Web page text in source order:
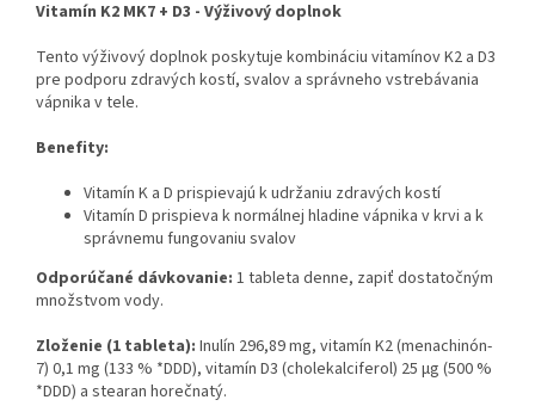
Vitamín K2 MK7 + D3 - Výživový doplnok
Tento výživový doplnok poskytuje kombináciu vitamínov K2 a D3
pre podporu zdravých kostí, svalov a správneho vstrebávania
vápnika v tele.
Benefity:
Vitamín K a D prispievajú k udržaniu zdravých kostí
Vitamín D prispieva k normálnej hladine vápnika v krvi a k
správnemu fungovaniu svalov
Odporúčané dávkovanie: 1 tableta denne, zapiť dostatočným
množstvom vody.
Zloženie (1 tableta): Inulín 296,89 mg, vitamín K2 (menachinón-
7) 0,1 mg (133 % *DDD), vitamín D3 (cholekalciferol) 25 μg (500 %
*DDD) a stearan horečnatý.